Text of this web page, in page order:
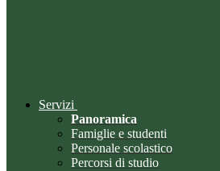
Servizi
Panoramica
Famiglie e studenti
Personale scolastico
Percorsi di studio